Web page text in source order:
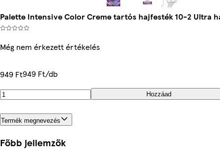
Palette Intensive Color Creme tartós hajfesték 10-2 Ultra
Még nem érkezett értékelés
949 Ft949 Ft/db
Hozzáad
Termék megnevezés
Főbb jellemzők